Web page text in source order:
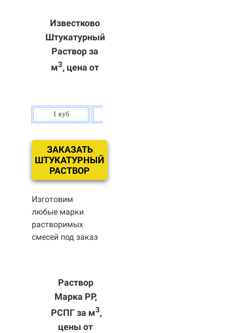
Известково
Штукатурный
Раствор за
м3, цена от
1 куб
ЗАКАЗАТЬ
ШТУКАТУРНЫЙ
РАСТВОР
Изготовим
любые марки
растворимых
смесей под заказ
Раствор
Марка РР,
РСПГ за м3,
цены от